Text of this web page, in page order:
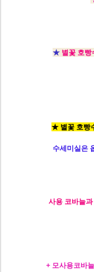
★별꽃 호빵
★ 별꽃 호빵
수세미실은
사용 코바늘
+ 모사용코바